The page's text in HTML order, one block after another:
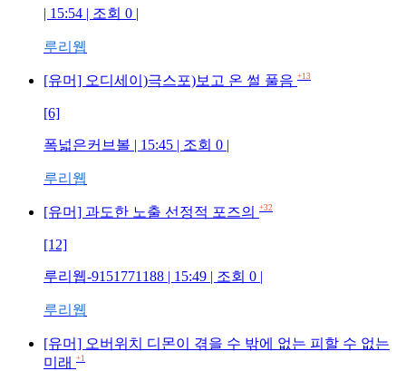
| 15:54 | 조회 0 |
루리웹
[유머] 오디세이)극스포)보고 온 썰 풀음 +13
[6]
폭넓은커브볼 | 15:45 | 조회 0 |
루리웹
[유머] 과도한 노출 선정적 포즈의 +32
[12]
루리웹-9151771188 | 15:49 | 조회 0 |
루리웹
[유머] 오버위치 디몬이 겪을 수 밖에 없는 피할 수 없는
미래
+1